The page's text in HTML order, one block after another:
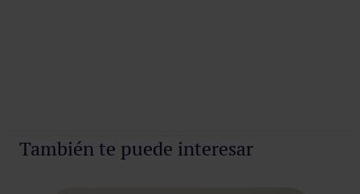
También te puede interesar